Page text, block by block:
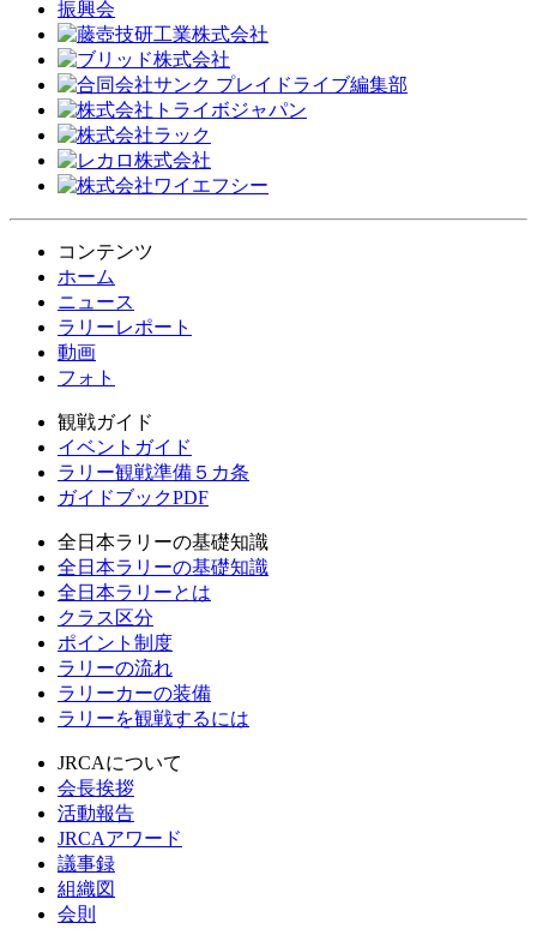
コンテンツ
ホーム
ニュース
ラリーレポート
動画
フォト
観戦ガイド
イベントガイド
ラリー観戦準備５カ条
ガイドブックPDF
全日本ラリーの基礎知識
全日本ラリーの基礎知識
全日本ラリーとは
クラス区分
ポイント制度
ラリーの流れ
ラリーカーの装備
ラリーを観戦するには
JRCAについて
会長挨拶
活動報告
JRCAアワード
議事録
組織図
会則